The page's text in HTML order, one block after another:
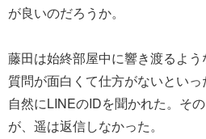
が良いのだろうか。
藤田は始終部屋中に響き渡るよ
質問が面白くて仕方がないといっ
自然にLINEのIDを聞かれた。そ
が、遥は返信しなかった。